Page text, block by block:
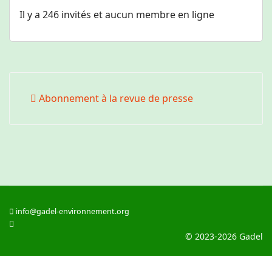
Il y a 246 invités et aucun membre en ligne
Abonnement à la revue de presse
info@gadel-environnement.org
© 2023-2026 Gadel